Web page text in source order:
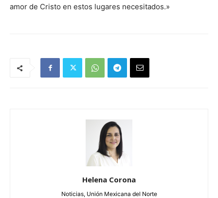
amor de Cristo en estos lugares necesitados.»
Helena Corona
Noticias, Unión Mexicana del Norte